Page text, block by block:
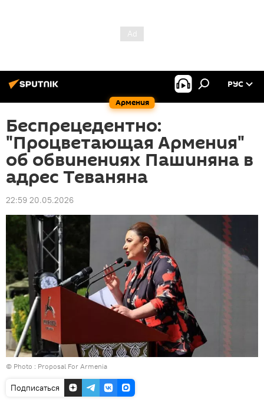
Армения
РУС
Беспрецедентно:
"Процветающая Армения"
об обвинениях Пашиняна в
адрес Теваняна
22:59 20.05.2026
© Photo : Proposal For Armenia
Подписаться